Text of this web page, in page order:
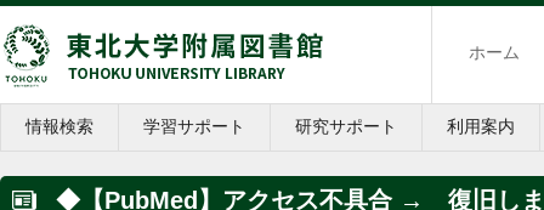
ホーム
情報検索 学習サポート 研究サポート 利用案内
◆【PubMed】アクセス不具合 → 復旧しま